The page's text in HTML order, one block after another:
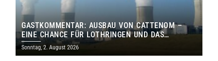
GASTKOMMENTAR: AUSBAU VON CATTENOM –
EINE CHANCE FÜR LOTHRINGEN UND DAS
SAARLAND
Sonntag, 2. August 2026